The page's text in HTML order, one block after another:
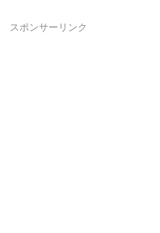
スポンサーリンク